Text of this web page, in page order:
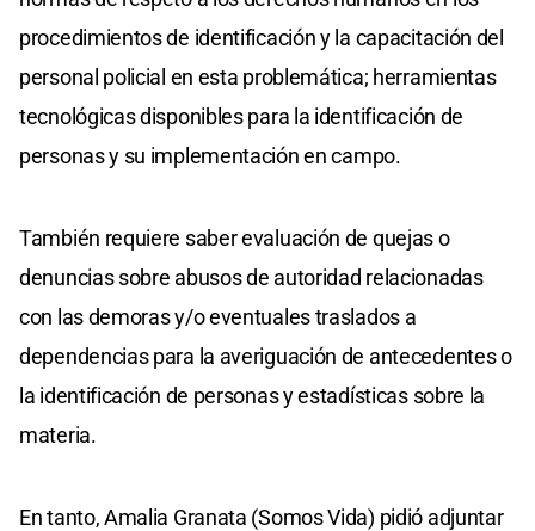
procedimientos de identificación y la capacitación del
personal policial en esta problemática; herramientas
tecnológicas disponibles para la identificación de
personas y su implementación en campo.
También requiere saber evaluación de quejas o
denuncias sobre abusos de autoridad relacionadas
con las demoras y/o eventuales traslados a
dependencias para la averiguación de antecedentes o
la identificación de personas y estadísticas sobre la
materia.
En tanto, Amalia Granata (Somos Vida) pidió adjuntar